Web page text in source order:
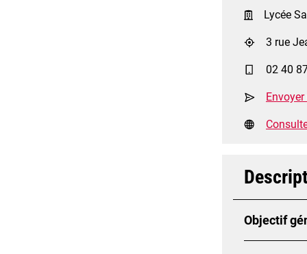
Lycée
3 rue
02 40
Objectif